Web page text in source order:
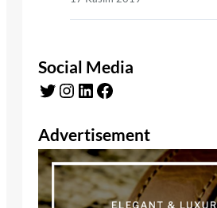
Social Media
Twitter Instagram LinkedIn Facebook
Advertisement